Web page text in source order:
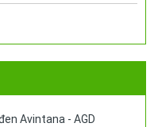
Avintana - AGD